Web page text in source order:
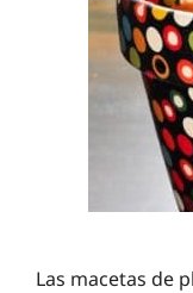
Las macetas de